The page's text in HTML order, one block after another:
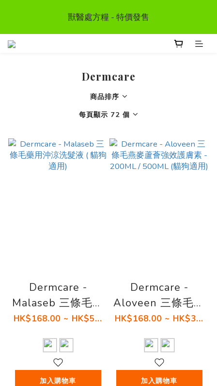
首次惠顧送$50 購物金  * (第二張訂單可享用, 不可與其
他優惠同時使用）
獸醫處方糧 - 特價發售
首次惠顧送$50 購物金  * (第二張訂單可享用, 不可與其
他優惠同時使用）
Dermcare
商品排序
每頁顯示 72 個
Dermcare -
Malaseb 三條毛藥
用沖涼洗髮液 ( 貓
HK$168.00 ~ HK$5...
加入購物車
Dermcare -
Aloveen 三條毛燕
麥蘆薈強效護膚素
(貓狗適用)
HK$168.00 ~ HK$3...
加入購物車